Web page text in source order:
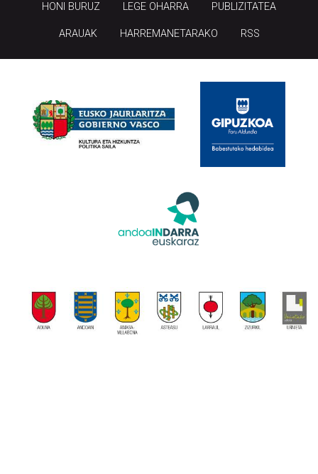
HONI BURUZ LEGE OHARRA PUBLIZITATEA
ARAUAK HARREMANETARAKO RSS